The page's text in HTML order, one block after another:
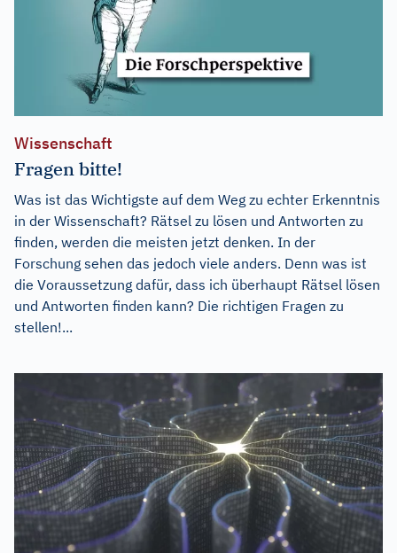
Wissenschaft
Fragen bitte!
Was ist das Wichtigste auf dem Weg zu echter Erkenntnis
in der Wissenschaft? Rätsel zu lösen und Antworten zu
finden, werden die meisten jetzt denken. In der
Forschung sehen das jedoch viele anders. Denn was ist
die Voraussetzung dafür, dass ich überhaupt Rätsel lösen
und Antworten finden kann? Die richtigen Fragen zu
stellen!...